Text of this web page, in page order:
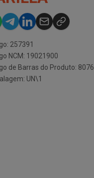
257391
NCM: 19021900
de Barras do Produto:
UN\1